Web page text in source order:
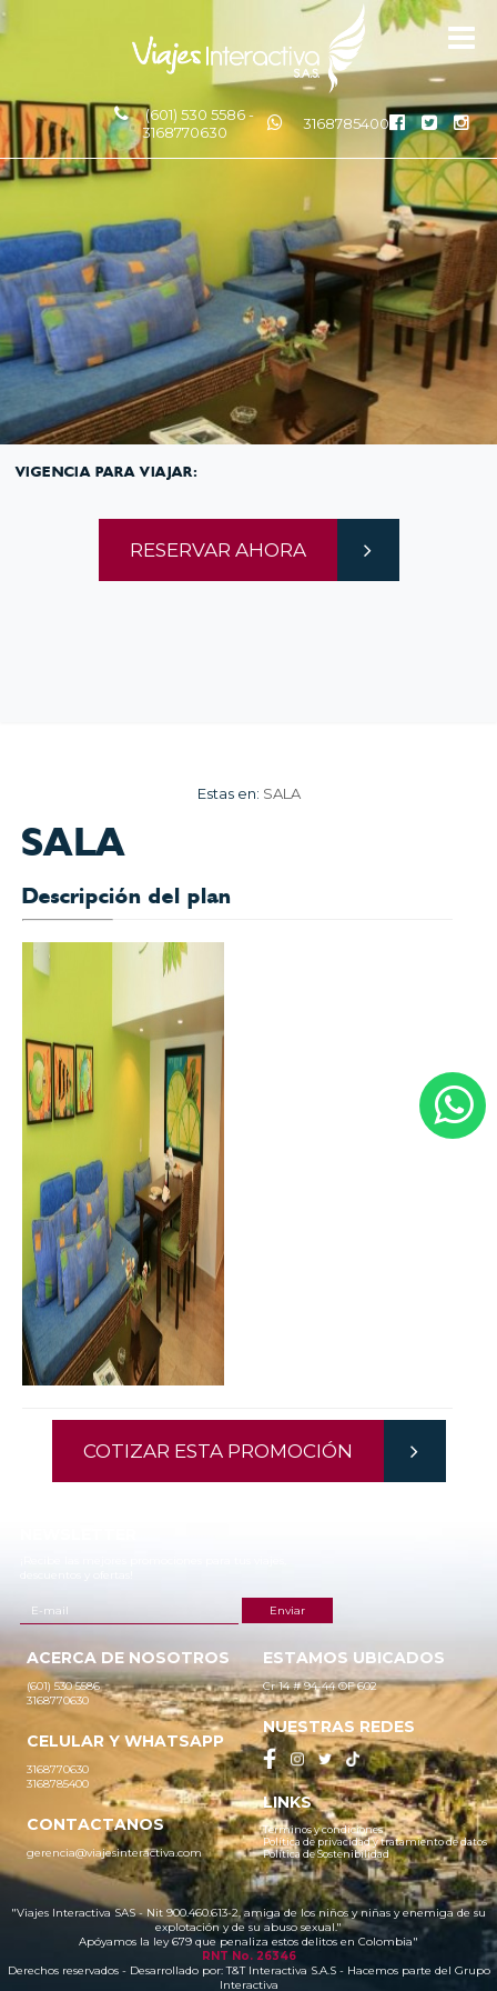
(601) 530 5586 -
3168770630
3168785400
Estas en: SALA
SALA
Descripción del plan
COTIZAR ESTA PROMOCIÓN
VIGENCIA PARA VIAJAR:
RESERVAR AHORA
ACERCA DE NOSOTROS
(601) 530 5586
3168770630
CELULAR Y WHATSAPP
3168770630
3168785400
CONTACTANOS
gerencia@viajesinteractiva.com
ESTAMOS UBICADOS
Cr 14 # 94-44 OF 602
NUESTRAS REDES
LINKS
Términos y condiciones
Política de privacidad y tratamiento de datos
Política de Sostenibilidad
"Viajes Interactiva SAS - Nit 900.460.613-2, amiga de los niños y niñas y enemiga de su
explotación y de su abuso sexual."
Apóyamos la ley 679 que penaliza estos delitos en Colombia"
RNT No. 26346
Derechos reservados - Desarrollado por:T&T Interactiva S.A.S- Hacemos parte del Grupo
Interactiva